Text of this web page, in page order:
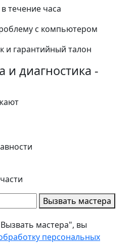
течение часа
с компьютером
и гарантийный талон
и диагностика -
Вызвать мастера
мастера", вы
персональных